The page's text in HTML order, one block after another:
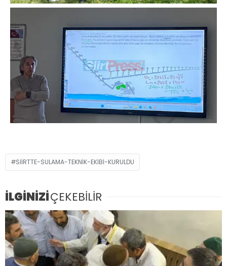
SIIRTTE-SULAMA-TEKNIK-EKIBI-KURULDU
İLGİNİZİÇEKEBİLİR